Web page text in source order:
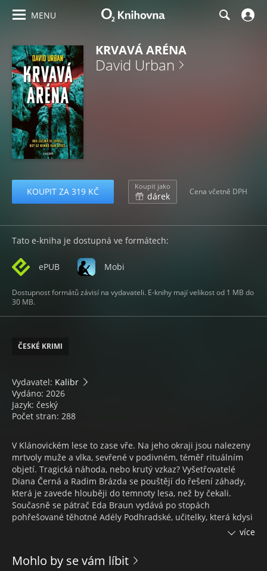
MENU
KRVAVÁ ARÉNA
David Urban
KOUPIT ZA 319 KČ Koupit jako
dárek Cena včetně DPH
Tato e-kniha je dostupná ve formátech:
ePUB Mobi
Dostupnost formátů závisí na vydavateli. E-knihy mají velikost od 1 MB do
30 MB.
ČESKÉ KRIMI
Vydavatel: Kalibr
Vydáno: 2026
Jazyk: český
Počet stran: 288
V Klánovickém lese to zase vře. Na jeho okraji jsou nalezeny
mrtvoly muže a vlka, sevřené v podivném, téměř rituálním
objetí. Tragická náhoda, nebo krutý vzkaz? Vyšetřovatelé
Diana Černá a Radim Brázda se pouštějí do řešení záhady,
která je zavede hlouběji do temnoty lesa, než by čekali.
Současně se pátrač Eda Braun vydává po stopách
pohřešované těhotné Adély Podhradské, učitelky, která kdysi
v lese se svou třídou objevila lidskou nohu a nechtěně tak
překonat svou fóbii z lesa zjišťuje, že smrtící lom znovu ožil.
více
Mohlo by se vám líbit